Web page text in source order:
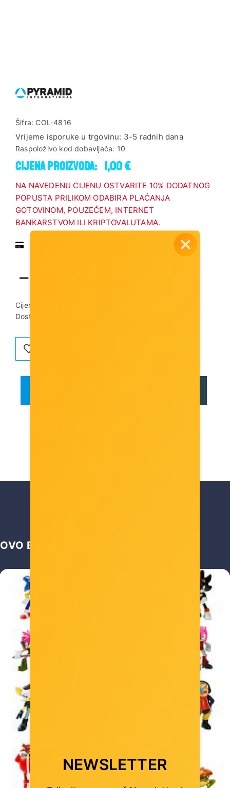
Šifra: COL-4816
Vrijeme isporuke u trgovinu: 3-5 radnih dana
Raspoloživo kod dobavljača: 10
Cijena proizvoda: 1,00 €
NA NAVEDENU CIJENU OSTVARITE 10% DODATNOG
POPUSTA PRILIKOM ODABIRA PLAĆANJA
GOTOVINOM, POUZEĆEM, INTERNET
BANKARSTVOM ILI KRIPTOVALUTAMA.
Cijena dostave:
Dostupnost artikla:
OVO BI VAS MOGLO ZANIMATI …
NEWSLETTER